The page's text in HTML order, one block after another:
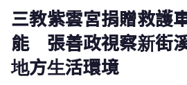
三教紫雲宮捐贈救護
能 張善政視察新街
地方生活環境